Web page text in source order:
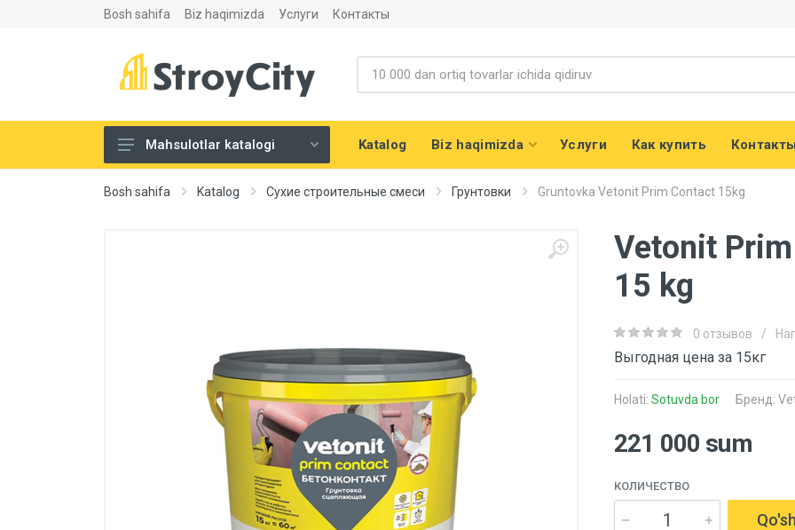
Bosh sahifa Biz haqimizda Услуги Контакты
Listovoy materiallar va
aksesuarlari
Bo'yoq va lak mahsulotlari
Pena, Kley, Germetiki
Mahsulotlar katalogi Katalog Biz haqimizda Услуги Как купить Контакты
Bosh sahifa Katalog Сухие строительные смеси Грунтовки Gruntovka Vetonit Prim Contact 15kg
Vetonit
15 kg
0 отзывов /
Выгодная цена за 15кг
Holati: Sotuvda bor Бренд:
221 000 sum
КОЛИЧЕСТВО